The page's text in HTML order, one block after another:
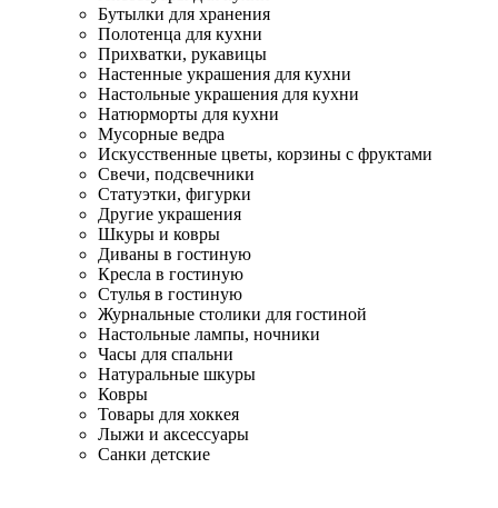
Бутылки для хранения
Полотенца для кухни
Прихватки, рукавицы
Настенные украшения для кухни
Настольные украшения для кухни
Натюрморты для кухни
Мусорные ведра
Искусственные цветы, корзины с фруктами
Свечи, подсвечники
Статуэтки, фигурки
Другие украшения
Шкуры и ковры
Диваны в гостиную
Кресла в гостиную
Стулья в гостиную
Журнальные столики для гостиной
Настольные лампы, ночники
Часы для спальни
Натуральные шкуры
Ковры
Товары для хоккея
Лыжи и аксессуары
Санки детские